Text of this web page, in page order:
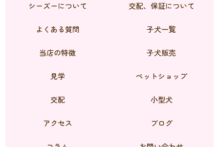
シーズーについて 交配、保証について
よくある質問 子犬一覧
当店の特徴 子犬販売
見学 ペットショップ
交配 小型犬
アクセス ブログ